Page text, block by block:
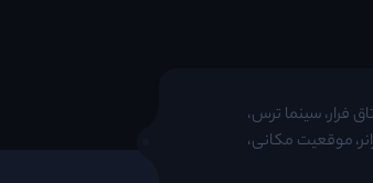
فرار، سینما ترس،
موقعیت مکانی،